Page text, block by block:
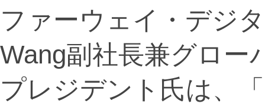
ファーウェイ・デジ
Wang副社長兼グロー
プレジデント氏は、